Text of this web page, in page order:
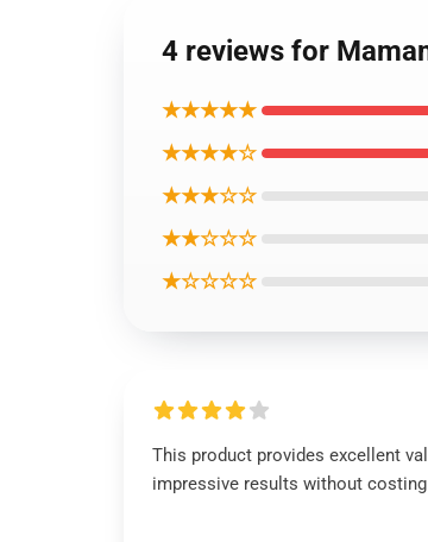
4 reviews for
★★★★★
★★★★☆
★★★☆☆
★★☆☆☆
★☆☆☆☆
This product provides excellent
impressive results without